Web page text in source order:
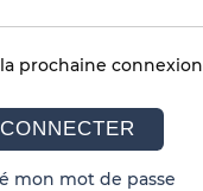
prochaine connexion
mon mot de passe